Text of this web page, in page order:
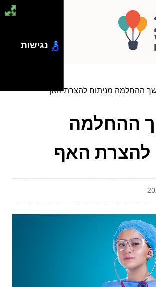
ההחלמה מניתוח להצרת האף
ההחלמה
להצרת האף
נגישות